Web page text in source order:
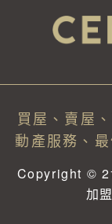
買屋、賣屋
動產服務、
Copyright ©
加